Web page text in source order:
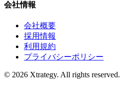
会社情報
会社概要
採用情報
利用規約
プライバシーポリシー
© 2026 Xtrategy. All rights reserved.